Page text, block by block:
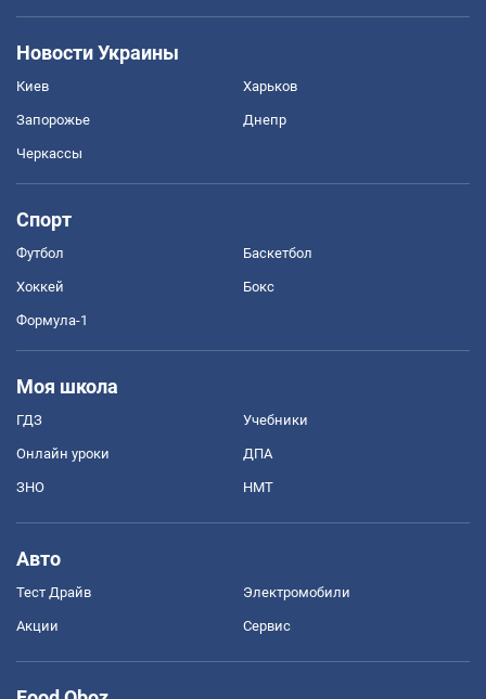
Новости Украины
Киев Харьков
Запорожье Днепр
Черкассы
Спорт
Футбол Баскетбол
Хоккей Бокс
Формула-1
Моя школа
ГДЗ Учебники
Онлайн уроки ДПА
ЗНО НМТ
Авто
Тест Драйв Электромобили
Акции Сервис